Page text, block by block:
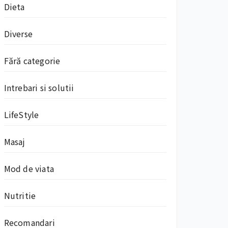
Dieta
Diverse
Fără categorie
Intrebari si solutii
LifeStyle
Masaj
Mod de viata
Nutritie
Recomandari